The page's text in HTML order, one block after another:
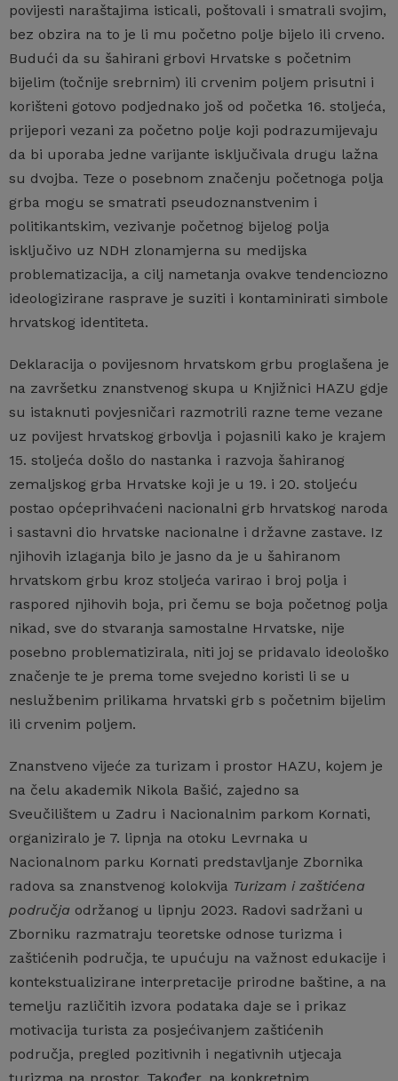
povijesti naraštajima isticali, poštovali i smatrali svojim,
bez obzira na to je li mu početno polje bijelo ili crveno.
Budući da su šahirani grbovi Hrvatske s početnim
bijelim (točnije srebrnim) ili crvenim poljem prisutni i
korišteni gotovo podjednako još od početka 16. stoljeća,
prijepori vezani za početno polje koji podrazumijevaju
da bi uporaba jedne varijante isključivala drugu lažna
su dvojba. Teze o posebnom značenju početnoga polja
grba mogu se smatrati pseudoznanstvenim i
politikantskim, vezivanje početnog bijelog polja
isključivo uz NDH zlonamjerna su medijska
problematizacija, a cilj nametanja ovakve tendenciozno
ideologizirane rasprave je suziti i kontaminirati simbole
hrvatskog identiteta.
Deklaracija o povijesnom hrvatskom grbu proglašena je
na završetku znanstvenog skupa u Knjižnici HAZU gdje
su istaknuti povjesničari razmotrili razne teme vezane
uz povijest hrvatskog grbovlja i pojasnili kako je krajem
15. stoljeća došlo do nastanka i razvoja šahiranog
zemaljskog grba Hrvatske koji je u 19. i 20. stoljeću
postao općeprihvaćeni nacionalni grb hrvatskog naroda
i sastavni dio hrvatske nacionalne i državne zastave. Iz
njihovih izlaganja bilo je jasno da je u šahiranom
hrvatskom grbu kroz stoljeća varirao i broj polja i
raspored njihovih boja, pri čemu se boja početnog polja
nikad, sve do stvaranja samostalne Hrvatske, nije
posebno problematizirala, niti joj se pridavalo ideološko
značenje te je prema tome svejedno koristi li se u
neslužbenim prilikama hrvatski grb s početnim bijelim
ili crvenim poljem.
Znanstveno vijeće za turizam i prostor HAZU, kojem je
na čelu akademik Nikola Bašić, zajedno sa
Sveučilištem u Zadru i Nacionalnim parkom Kornati,
organiziralo je 7. lipnja na otoku Levrnaka u
Nacionalnom parku Kornati predstavljanje Zbornika
radova sa znanstvenog kolokvija Turizam i zaštićena
područja održanog u lipnju 2023. Radovi sadržani u
Zborniku razmatraju teoretske odnose turizma i
zaštićenih područja, te upućuju na važnost edukacije i
kontekstualizirane interpretacije prirodne baštine, a na
temelju različitih izvora podataka daje se i prikaz
motivacija turista za posjećivanjem zaštićenih
područja, pregled pozitivnih i negativnih utjecaja